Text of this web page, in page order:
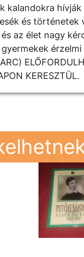
kalandokra
és
az élet nagy
érzelmi
KERESZTÜL.